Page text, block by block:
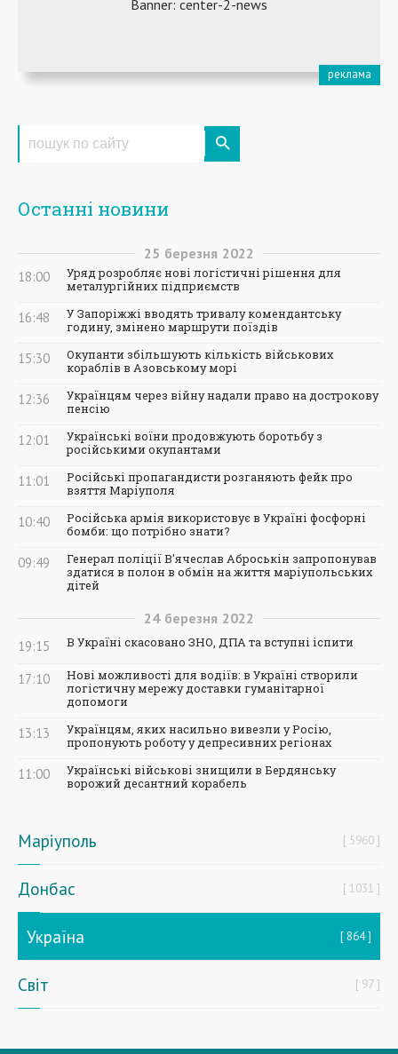
Останні новини
25 березня 2022
18:00
Уряд розробляє нові логістичні рішення для
металургійних підприємств
16:48
У Запоріжжі вводять тривалу комендантську
годину, змінено маршрути поїздів
15:30
Окупанти збільшують кількість військових
кораблів в Азовському морі
12:36
Українцям через війну надали право на дострокову
пенсію
12:01
Українські воїни продовжують боротьбу з
російськими окупантами
11:01
Російські пропагандисти розганяють фейк про
взяття Маріуполя
10:40
Російська армія використовує в Україні фосфорні
бомби: що потрібно знати?
09:49
Генерал поліції В'ячеслав Аброськін запропонував
здатися в полон в обмін на життя маріупольських
дітей
24 березня 2022
19:15 В Україні скасовано ЗНО, ДПА та вступні іспити
17:10
Нові можливості для водіїв: в Україні створили
логістичну мережу доставки гуманітарної
допомоги
13:13
Українцям, яких насильно вивезли у Росію,
пропонують роботу у депресивних регіонах
11:00
Українські військові знищили в Бердянську
ворожий десантний корабель
Маріуполь 5960
Донбас 1031
Україна 864
Світ 97